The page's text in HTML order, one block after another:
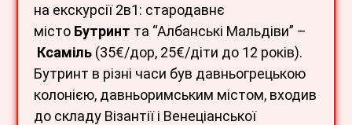
на екскурсії 2в1: стародавнє
місто Бутринт та “Албанські Мальдіви” –
Ксаміль (35€/дор, 25€/діти до 12 років).
Бутринт в різні часи був давньогрецькою
колонією, давньоримським містом, входив
до складу Візантії і Венеціанської